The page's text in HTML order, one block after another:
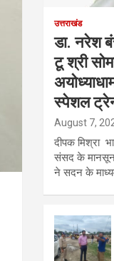
उत्तराखंड
डा. नरेश
टू श्री
स्पेशल
August 7,
दीपक मिश्रा
संसद के
ने सदन के